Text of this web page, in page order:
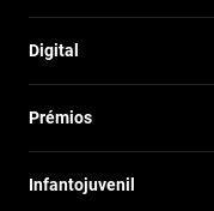
Digital
Prémios
Infantojuvenil